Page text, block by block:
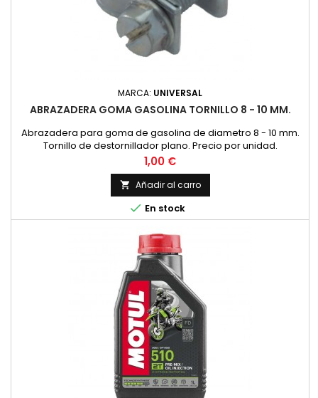
MARCA: UNIVERSAL
ABRAZADERA GOMA GASOLINA TORNILLO 8 - 10 MM.
Abrazadera para goma de gasolina de diametro 8 - 10 mm.
Tornillo de destornillador plano. Precio por unidad.
Precio
1,00 €
 Añadir al carro
 En stock